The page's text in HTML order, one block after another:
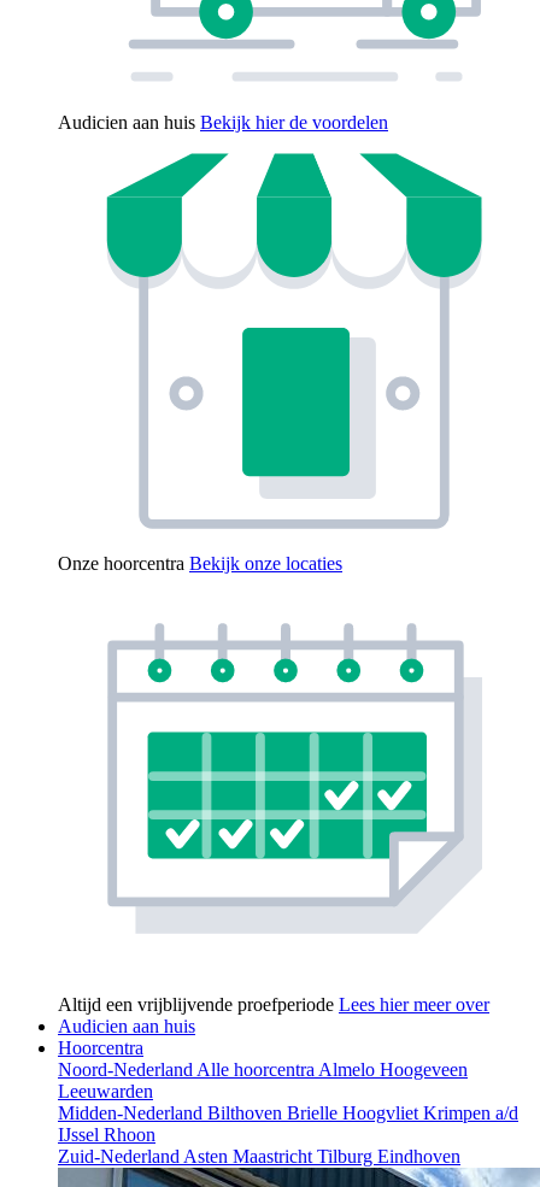
Audicien aan huis Bekijk hier de voordelen
Onze hoorcentra Bekijk onze locaties
Altijd een vrijblijvende proefperiode Lees hier meer over
Audicien aan huis
Hoorcentra
Noord-NederlandAlle hoorcentraAlmelo Hoogeveen
Leeuwarden
Midden-Nederland Bilthoven Brielle HoogvlietKrimpen a/d
IJssel Rhoon
Zuid-NederlandAsten MaastrichtTilburg Eindhoven